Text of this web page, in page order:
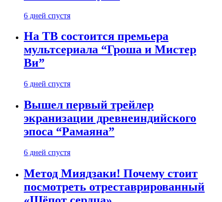
6 дней спустя
На ТВ состоится премьера
мультсериала “Гроша и Мистер
Ви”
6 дней спустя
Вышел первый трейлер
экранизации древнеиндийского
эпоса “Рамаяна”
6 дней спустя
Метод Миядзаки! Почему стоит
посмотреть отреставрированный